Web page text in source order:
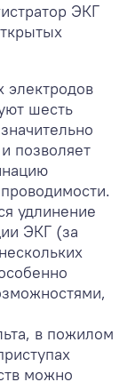
ЭКГ
электродов
шесть
позволяет
удлинение
ЭКГ (за
в пожилом
можно